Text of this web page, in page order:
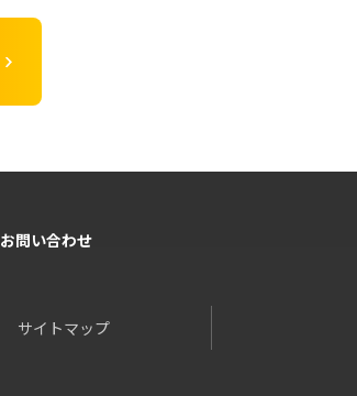
お問い合わせ
サイトマップ